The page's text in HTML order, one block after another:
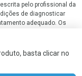
basta clicar no
pelo profissional da
de diagnosticar
adequado. Os
*Preços e
do dia. Antibióticos e
televendas. Portaria nº
funcionamento Central